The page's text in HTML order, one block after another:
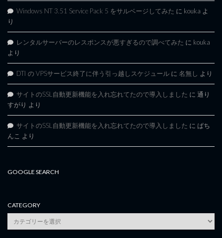
Windows NT 3.51 Service Pack 5 をサルベージしてみた に kouka よ
り
レンタルサーバーのレスポンスが悪すぎるので調べてみた に kouka
より
DTI の VPSサービス終了に伴う引っ越しスケジュール に 名無し より
サイトのSSL自動更新機能を入れ忘れてたので導入しました に 通り
すがり より
サイトのSSL自動更新機能を入れ忘れてたので導入しました に ぱち
んこ より
GOOGLE SEARCH
CATEGORY
category